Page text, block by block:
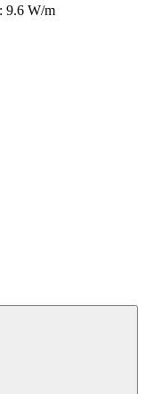
9.6 W/m